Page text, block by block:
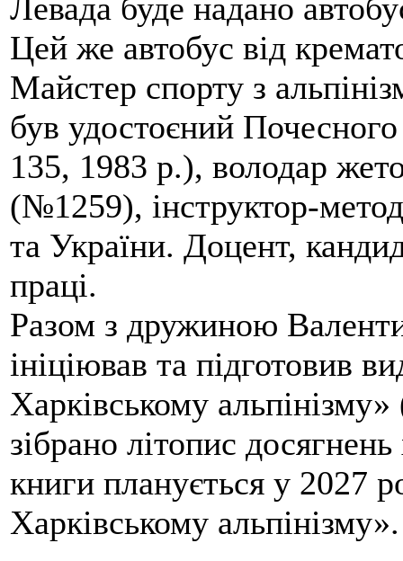
Левада буде надано
Цей же автобус від
Майстер спорту з
був удостоєний
135, 1983 р.), володар
(№1259), інструктор-
та України. Доцент,
праці.
Разом з дружиною
ініціював та підготовив
Харківському
зібрано літопис
книги планується у 2027
Харківському альпінізму».